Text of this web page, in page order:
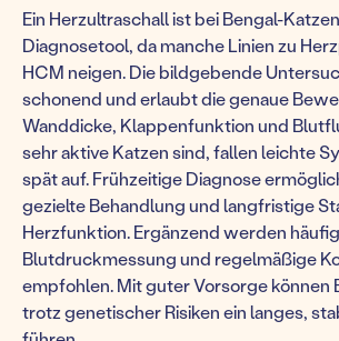
Ein Herzultraschall ist bei Bengal-
Diagnosetool, da manche Linien zu
HCM neigen. Die bildgebende
schonend und erlaubt die genaue
Wanddicke, Klappenfunktion und
sehr aktive Katzen sind, fallen leichte
spät auf. Frühzeitige Diagnose
gezielte Behandlung und langfristige
Herzfunktion. Ergänzend werden häufig
Blutdruckmessung und regelmäßige
empfohlen. Mit guter Vorsorge können
trotz genetischer Risiken ein langes,